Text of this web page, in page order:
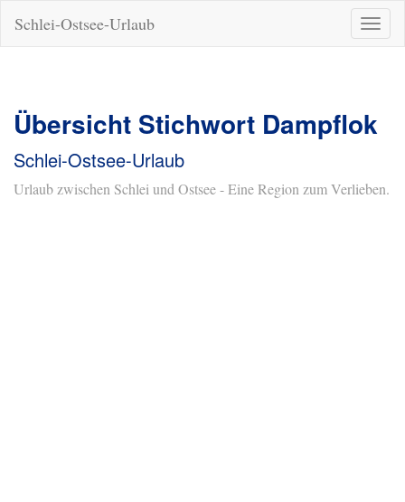
ein-/
Schlei-Ostsee-Urlaub
Übersicht Stichwort Dampflok
Schlei-Ostsee-Urlaub
Urlaub zwischen Schlei und Ostsee - Eine Region zum Verlieben.